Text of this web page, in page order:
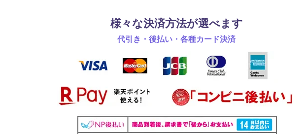
様々な決済方法が選べます
代引き・後払い・各種カード決済